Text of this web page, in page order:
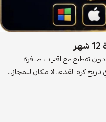
2026 لمدة سنة بدون تقطيع مع اقتراب صافرة
كرة القدم، لا مكان للمجاز...